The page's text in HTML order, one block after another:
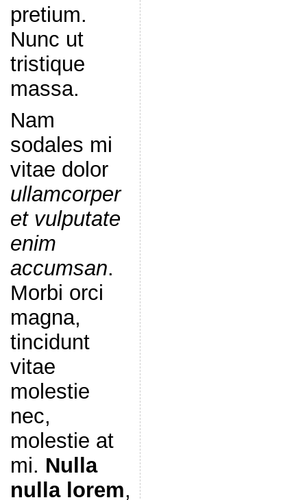
pretium.
Nunc ut
tristique
massa.
Nam
sodales mi
vitae dolor
ullamcorper
et vulputate
enim
accumsan.
Morbi orci
magna,
tincidunt
vitae
molestie
nec,
molestie at
mi. Nulla
nulla lorem,